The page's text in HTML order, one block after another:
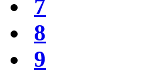
7
8
9